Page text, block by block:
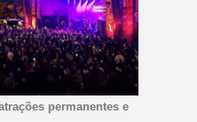
permanentes e